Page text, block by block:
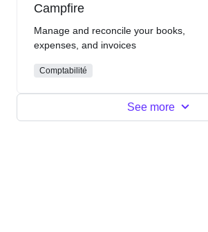
Campfire
Manage and reconcile your books,
expenses, and invoices
Comptabilité
See more